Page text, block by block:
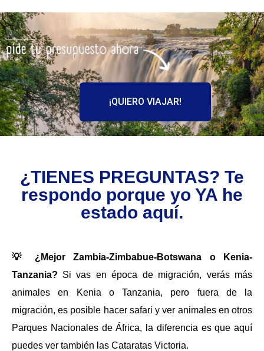
¡QUIERO VIAJAR!
¿TIENES PREGUNTAS? Te
respondo porque yo YA he
estado aquí.
💡 ¿Mejor Zambia-Zimbabue-Botswana o Kenia-
Tanzania? Si vas en época de migración, verás más
animales en Kenia o Tanzania, pero fuera de la
migración, es posible hacer safari y ver animales en otros
Parques Nacionales de África, la diferencia es que aquí
puedes ver también las Cataratas Victoria.